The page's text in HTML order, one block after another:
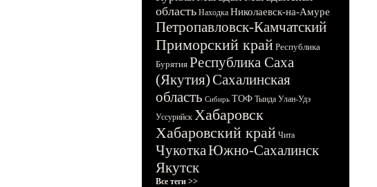
область Находка Николаевск-на-Амуре
Петропавловск-Камчатский
Приморский край Республика
Бурятия Республика Саха
(Якутия)Сахалинская
область Сибирь ТОФ Тында Улан-Удэ
Уссурийск Хабаровск
Хабаровский край Чита
ЧукоткаЮжно-Сахалинск
Якутск
Все теги >>